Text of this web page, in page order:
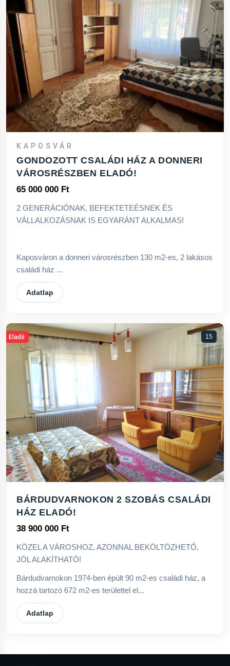
KAPOSVÁR
GONDOZOTT CSALÁDI HÁZ A DONNERI
VÁROSRÉSZBEN ELADÓ!
65 000 000 Ft
2 GENERÁCIÓNAK, BEFEKTETEÉSNEK ÉS
VÁLLALKOZÁSNAK IS EGYARÁNT ALKALMAS!
Kaposváron a donneri városrészben 130 m2-es, 2 lakásos
családi ház ...
Adatlap
Eladó 15
BÁRDUDVARNOKON 2 SZOBÁS CSALÁDI
HÁZ ELADÓ!
38 900 000 Ft
KÖZEL A VÁROSHOZ, AZONNAL BEKÖLTÖZHETŐ,
JÓL ALAKÍTHATÓ!
Bárdudvarnokon 1974-ben épült 90 m2-es családi ház, a
hozzá tartozó 672 m2-es területtel el...
Adatlap